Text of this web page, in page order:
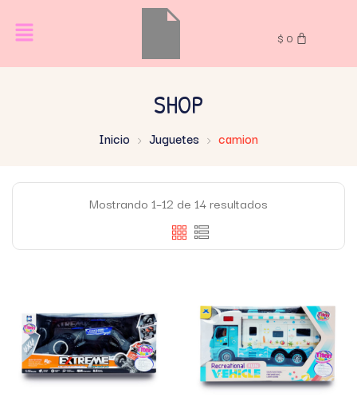
$ 0
SHOP
Inicio Juguetes camion
Mostrando 1–12 de 14 resultados